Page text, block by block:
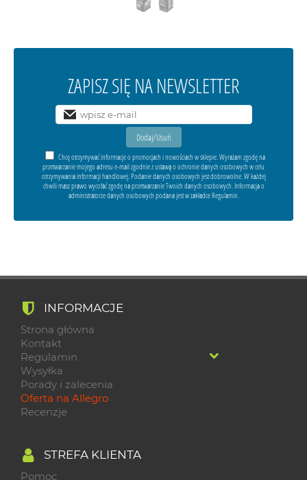
ZAPISZ SIĘ NA NEWSLETTER
Chcę otrzymywać informacje o promocjach i nowościach w sklepie. Wyrażam zgodę na
przetwarzanie mojego adresu e-mail zgodnie z ustawą o ochronie danych osobowych w celu
otrzymywania informacji handlowej. Podanie danych osobowych jest dobrowolne. W każdej
chwili masz prawo wycofać zgodę na przetwarzanie Twoich danych osobowych. Informacja o
administratorze danych osobowych podana jest w zakładce Regulamin.
INFORMACJE
Strona główna
Kontakt
Regulamin
Wysyłka
Porady i zalecenia
Oferta na Allegro
Recenzje
STREFA KLIENTA
Pomoc